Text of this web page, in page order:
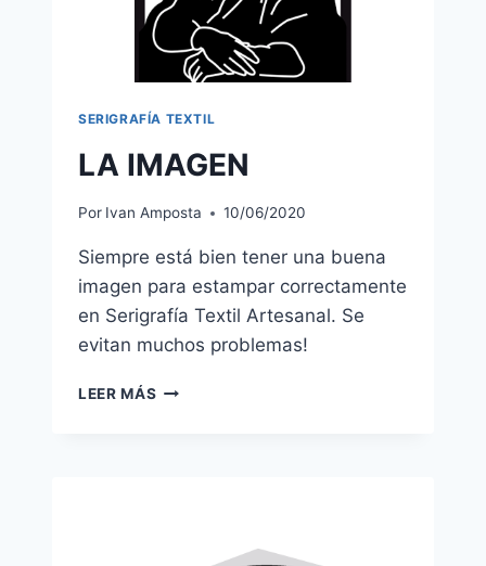
SERIGRAFÍA TEXTIL
LA IMAGEN
Por Ivan Amposta 10/06/2020
Siempre está bien tener una buena
imagen para estampar correctamente
en Serigrafía Textil Artesanal. Se
evitan muchos problemas!
LEER MÁS LA